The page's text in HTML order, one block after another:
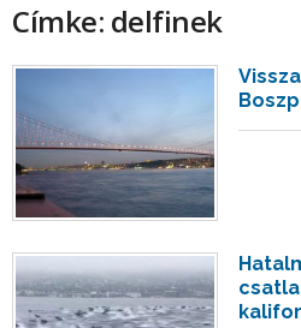
Címke: delfinek